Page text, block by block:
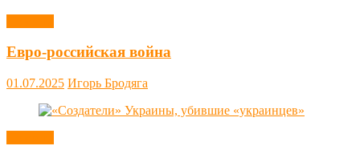
Евро-российская война
01.07.2025 Игорь Бродяга